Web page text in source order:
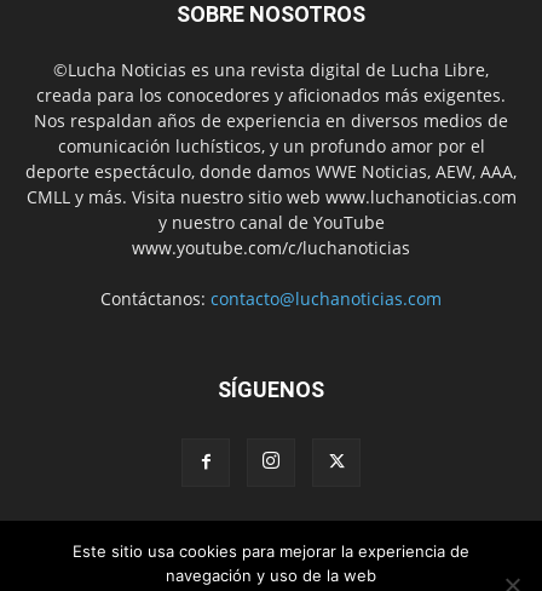
SOBRE NOSOTROS
©Lucha Noticias es una revista digital de Lucha Libre,
creada para los conocedores y aficionados más exigentes.
Nos respaldan años de experiencia en diversos medios de
comunicación luchísticos, y un profundo amor por el
deporte espectáculo, donde damos WWE Noticias, AEW, AAA,
CMLL y más. Visita nuestro sitio web www.luchanoticias.com
y nuestro canal de YouTube
www.youtube.com/c/luchanoticias
Contáctanos: contacto@luchanoticias.com
SÍGUENOS
WWE Noticias WWE AEW
Lucha Libre Mexicana
Colabora con nosotros
Este sitio usa cookies para mejorar la experiencia de
navegación y uso de la web